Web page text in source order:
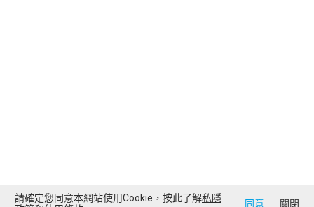
請確定您同意本網站使用Cookie，按此了解私隱
同意 關閉